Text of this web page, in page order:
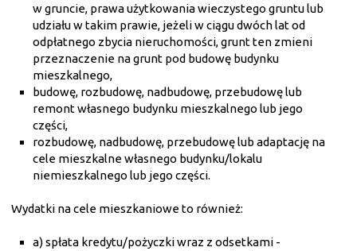
w gruncie, prawa użytkowania wieczystego gruntu lub
udziału w takim prawie, jeżeli w ciągu dwóch lat od
odpłatnego zbycia nieruchomości, grunt ten zmieni
przeznaczenie na grunt pod budowę budynku
mieszkalnego,
budowę, rozbudowę, nadbudowę, przebudowę lub
remont własnego budynku mieszkalnego lub jego
części,
rozbudowę, nadbudowę, przebudowę lub adaptację na
cele mieszkalne własnego budynku/lokalu
niemieszkalnego lub jego części.
Wydatki na cele mieszkaniowe to również:
a) spłata kredytu/pożyczki wraz z odsetkami -